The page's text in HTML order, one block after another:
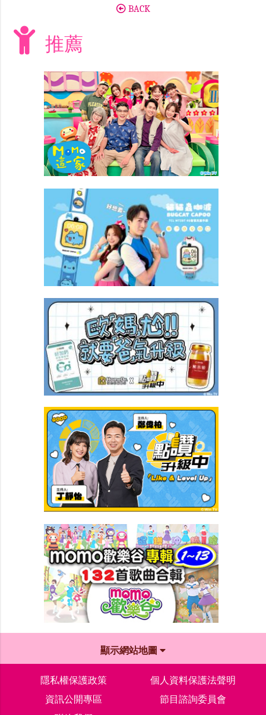
BACK
推薦
顯示網站地圖
隱私權保護政策
個人資料保護法聲明
資訊公開專區
節目諮詢委員會